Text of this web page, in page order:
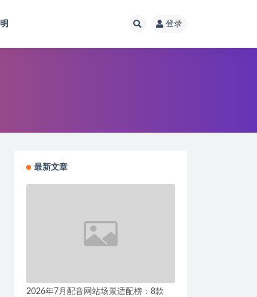
登录
最新文章
2026年7月配音网站场景适配榜：8款